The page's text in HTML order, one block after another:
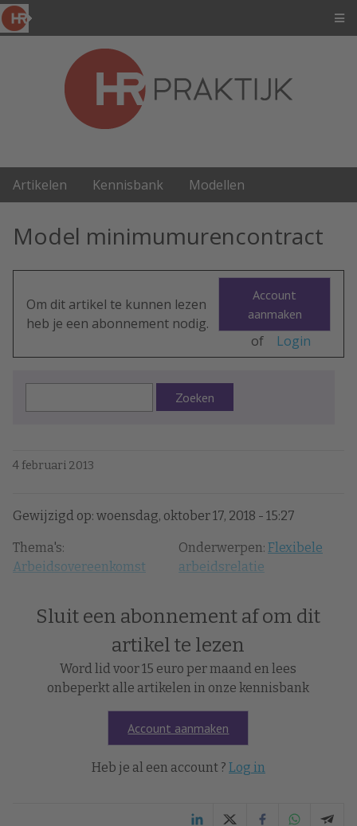
Artikelen Kennisbank Modellen
Model minimumurencontract
Om dit artikel te kunnen lezen
heb je een abonnement nodig.
Account
aanmaken
of Login
Zoeken
4 februari 2013
Gewijzigd op: woensdag, oktober 17, 2018 - 15:27
Thema's:
Arbeidsovereenkomst
Onderwerpen: Flexibele
arbeidsrelatie
Sluit een abonnement af om dit
artikel te lezen
Word lid voor 15 euro per maand en lees
onbeperkt alle artikelen in onze kennisbank
Account aanmaken
Heb je al een account ? Log in